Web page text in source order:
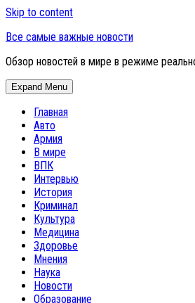
Skip to content
Все самые важные новости
Обзор новостей в мире в режиме
Expand Menu
Главная
Авто
Армия
В мире
ВПК
Интервью
История
Криминал
Культура
Медицина
Здоровье
Мнения
Наука
Новости
Образование